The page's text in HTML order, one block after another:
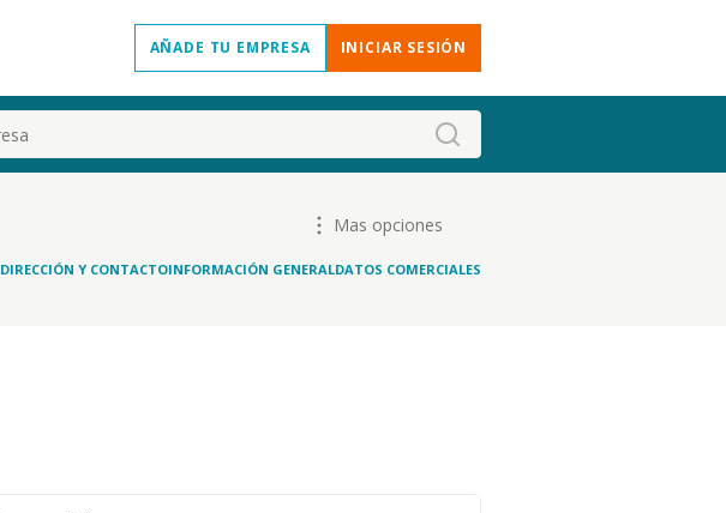
AÑADE TU EMPRESA INICIAR SESIÓN
Mas opciones
DIRECCIÓN Y CONTACTOINFORMACIÓN GENERALDATOS COMERCIALES